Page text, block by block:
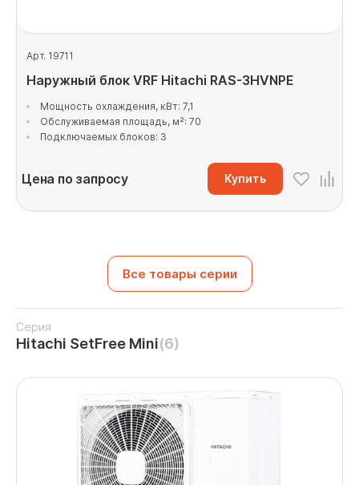
Арт. 19711
Наружный блок VRF Hitachi RAS-3HVNPE
Мощность охлаждения, кВт: 7,1
Обслуживаемая площадь, м²: 70
Подключаемых блоков: 3
Цена по запросу Купить
Все товары серии
Серия
Hitachi SetFree Mini(6)